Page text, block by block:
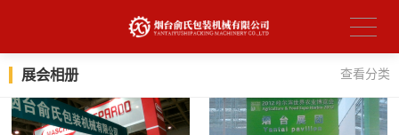
展会相册 查看分类